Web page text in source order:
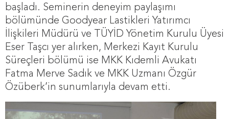
başladı. Seminerin deneyim paylaşımı
bölümünde Goodyear Lastikleri Yatırımcı
İlişkileri Müdürü ve TÜYİD Yönetim Kurulu Üyesi
Eser Taşcı yer alırken, Merkezi Kayıt Kurulu
Süreçleri bölümü ise MKK Kıdemli Avukatı
Fatma Merve Sadık ve MKK Uzmanı Özgür
Özüberk’in sunumlarıyla devam etti.